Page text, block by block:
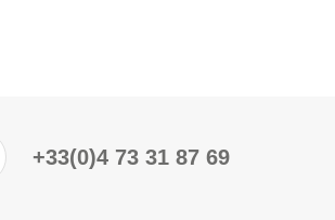
+33(0)4 73 31 87 69